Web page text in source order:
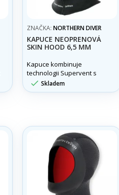
ZNAČKA: NORTHERN DIVER
KAPUCE NEOPRENOVÁ
SKIN HOOD 6,5 MM
Kapuce kombinuje
technologii Supervent s
naším superpružným
neoprenem. Jednosměrný
kukly, zvyšuje pohodlí a
zajišťuje dokonalé
přizpůsobení během
celého ponoru.
 Skladem